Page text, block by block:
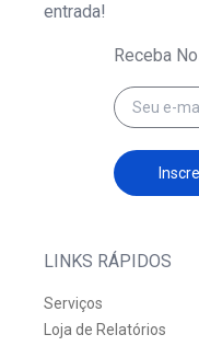
LINKS RÁPIDOS
Serviços
Loja de Relatórios
entrada!
Receba